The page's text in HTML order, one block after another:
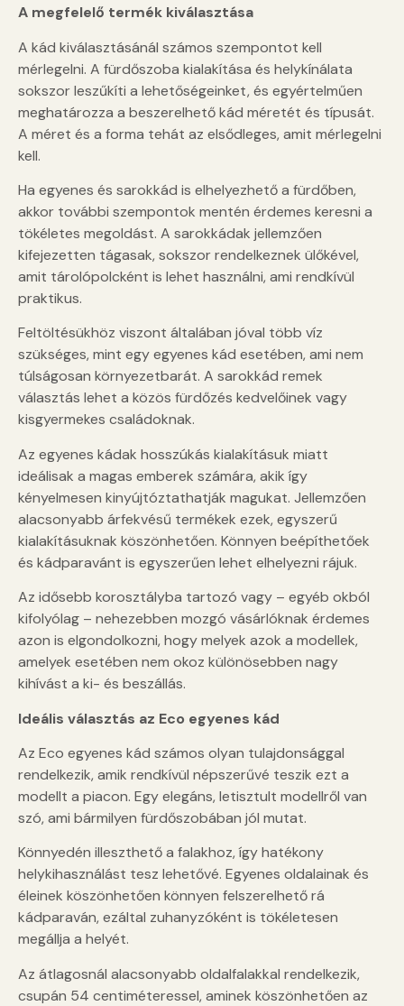
A megfelelő termék kiválasztása
A kád kiválasztásánál számos szempontot kell
mérlegelni. A fürdőszoba kialakítása és helykínálata
sokszor leszűkíti a lehetőségeinket, és egyértelműen
meghatározza a beszerelhető kád méretét és típusát.
A méret és a forma tehát az elsődleges, amit mérlegelni
kell.
Ha egyenes és sarokkád is elhelyezhető a fürdőben,
akkor további szempontok mentén érdemes keresni a
tökéletes megoldást. A sarokkádak jellemzően
kifejezetten tágasak, sokszor rendelkeznek ülőkével,
amit tárolópolcként is lehet használni, ami rendkívül
praktikus.
Feltöltésükhöz viszont általában jóval több víz
szükséges, mint egy egyenes kád esetében, ami nem
túlságosan környezetbarát. A sarokkád remek
választás lehet a közös fürdőzés kedvelőinek vagy
kisgyermekes családoknak.
Az egyenes kádak hosszúkás kialakításuk miatt
ideálisak a magas emberek számára, akik így
kényelmesen kinyújtóztathatják magukat. Jellemzően
alacsonyabb árfekvésű termékek ezek, egyszerű
kialakításuknak köszönhetően. Könnyen beépíthetőek
és kádparavánt is egyszerűen lehet elhelyezni rájuk.
Az idősebb korosztályba tartozó vagy – egyéb okból
kifolyólag – nehezebben mozgó vásárlóknak érdemes
azon is elgondolkozni, hogy melyek azok a modellek,
amelyek esetében nem okoz különösebben nagy
kihívást a ki- és beszállás.
Ideális választás az Eco egyenes kád
Az Eco egyenes kád számos olyan tulajdonsággal
rendelkezik, amik rendkívül népszerűvé teszik ezt a
modellt a piacon. Egy elegáns, letisztult modellről van
szó, ami bármilyen fürdőszobában jól mutat.
Könnyedén illeszthető a falakhoz, így hatékony
helykihasználást tesz lehetővé. Egyenes oldalainak és
éleinek köszönhetően könnyen felszerelhető rá
kádparaván, ezáltal zuhanyzóként is tökéletesen
megállja a helyét.
Az átlagosnál alacsonyabb oldalfalakkal rendelkezik,
csupán 54 centiméteressel, aminek köszönhetően az